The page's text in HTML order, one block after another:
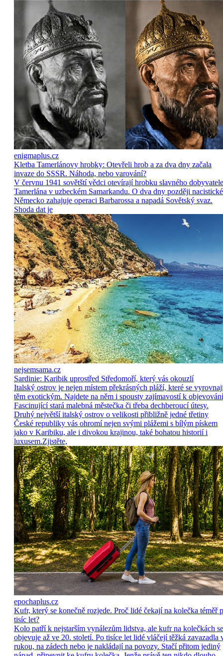
enigmaplus.cz
Kletba Tamerlánovy hrobky: Otevřeli hrob a za dva dny začala
invaze do SSSR. Náhoda, nebo varování?
V červnu 1941 sovětští vědci otevírají hrobku slavného dobyvatele
Tamerlána v uzbeckém Samarkandu. O dva dny později nacistické
Německo zahajuje operaci Barbarossa a napadá Sovětský svaz.
Shoda dat je
nejsemsama.cz
Sardinie: Karibik uprostřed Středomoří, který vás okouzlí
Italský ostrov je nejen místem překrásných pláží, které se
těm exotickým. Najdete na něm i spousty zajímavostí k
Fascinující stará malebná městečka či třeba dechberoucí útesy.
Druhý největší italský ostrov o velikosti přibližně jedné třetiny
České republiky vás ohromí nejen svými plážemi s bílým pískem
jako v Karibiku, ale i divokou krajinou, také bohatou historií i
luxusem.Zjistěte,
epochaplus.cz
Kufr, který se konečně rozjede. Proč lidé čekají na kolečka téměř
tisíc let?
Kolo patří k nejstarším vynálezům lidstva, ale kufr na kolečkách se
objevuje až ve 20. století. Po tisíce let lidé vláčejí těžká zavazadla
rukou, na zádech nebo je nakládají na povozy. Stačí přitom jediný